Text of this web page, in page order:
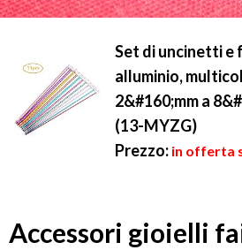
Set di uncinetti e
alluminio,
2&#160;mm a
(13-MYZG)
Prezzo: in offerta
Accessori gioielli